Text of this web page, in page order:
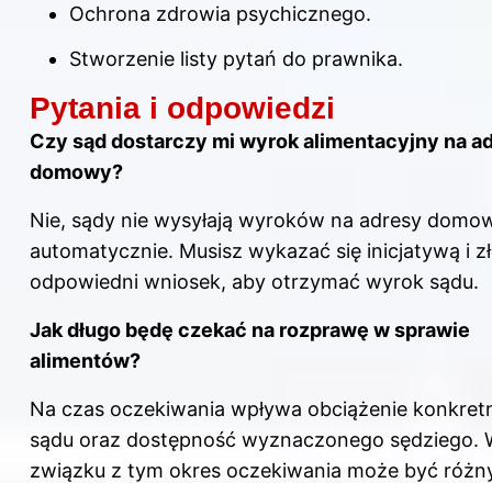
Ochrona zdrowia psychicznego.
Stworzenie listy pytań do prawnika.
Pytania i odpowiedzi
Czy sąd dostarczy mi wyrok alimentacyjny na
domowy?
Nie, sądy nie wysyłają wyroków na adresy
automatycznie. Musisz wykazać się inicjatywą i
odpowiedni wniosek, aby otrzymać wyrok sądu.
Jak długo będę czekać na rozprawę w sprawie
alimentów?
Na czas oczekiwania wpływa obciążenie
sądu oraz dostępność wyznaczonego sędziego.
związku z tym okres oczekiwania może być